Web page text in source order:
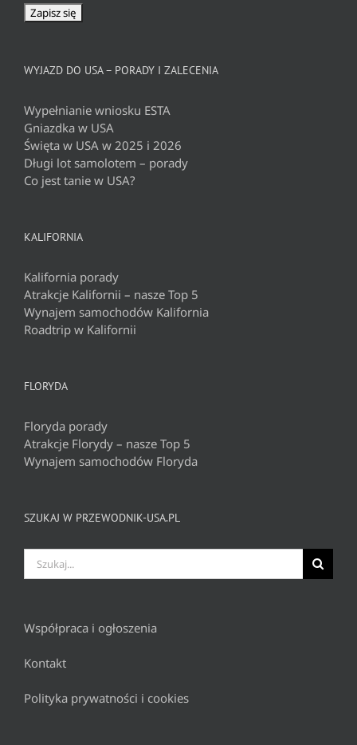
WYJAZD DO USA – PORADY I ZALECENIA
Wypełnianie wniosku ESTA
Gniazdka w USA
Święta w USA w 2025 i 2026
Długi lot samolotem – porady
Co jest tanie w USA?
KALIFORNIA
Kalifornia porady
Atrakcje Kalifornii – nasze Top 5
Wynajem samochodów Kalifornia
Roadtrip w Kalifornii
FLORYDA
Floryda porady
Atrakcje Florydy – nasze Top 5
Wynajem samochodów Floryda
SZUKAJ W PRZEWODNIK-USA.PL
Szukaj
Współpraca i ogłoszenia
Kontakt
Polityka prywatności i cookies